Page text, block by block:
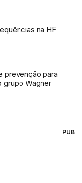
na HF
prevenção para
grupo Wagner
PUB